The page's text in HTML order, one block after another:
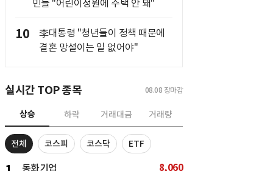
민들 "어린이정원에 주택 안 돼"
10
李대통령 "청년들이 정책 때문에
결혼 망설이는 일 없어야"
실시간 TOP 종목 08.08 장마감
상승 하락 거래대금 거래량
전체 코스피 코스닥 ETF
동화기업 8,060